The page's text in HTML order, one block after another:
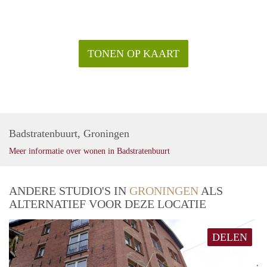
TONEN OP KAART
Badstratenbuurt, Groningen
Meer informatie over wonen in Badstratenbuurt
ANDERE STUDIO'S IN GRONINGEN ALS
ALTERNATIEF VOOR DEZE LOCATIE
DELEN